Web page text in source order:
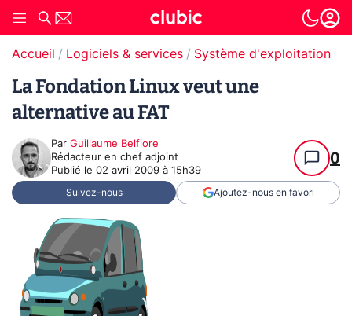
Accueil Logiciels & services Système d'exploitation
La Fondation Linux veut une
alternative au FAT
Par Guillaume Belfiore
Rédacteur en chef adjoint
Publié le 02 avril 2009 à 15h39
0
Suivez-nous Ajoutez-nous en favori